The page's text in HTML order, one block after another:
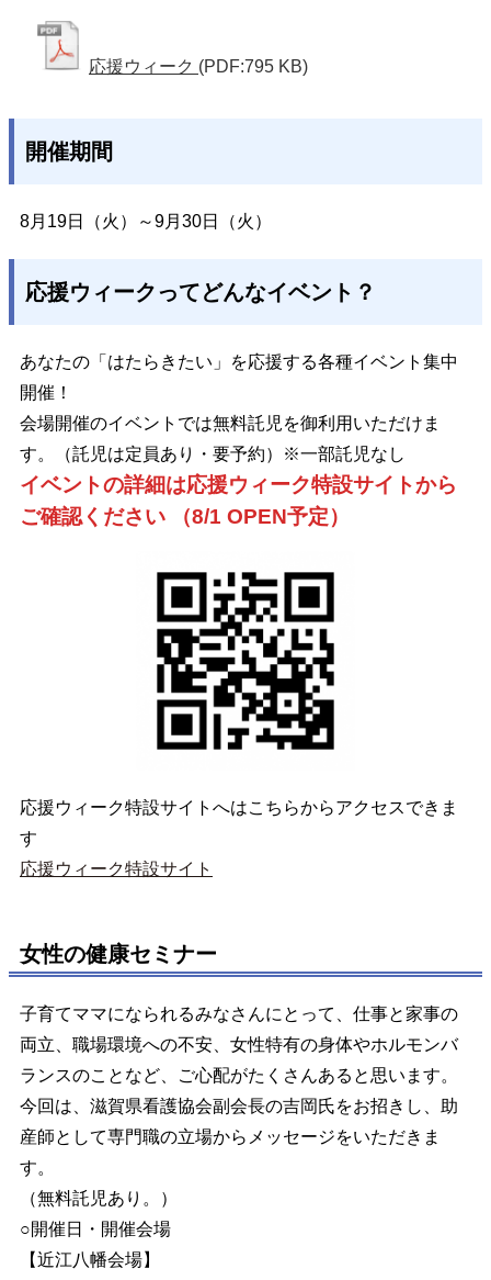
応援ウィーク (PDF:795 KB)
開催期間
8月19日（火）～9月30日（火）
応援ウィークってどんなイベント？
あなたの「はたらきたい」を応援する各種イベント集中
開催！
会場開催のイベントでは無料託児を御利用いただけま
す。（託児は定員あり・要予約）※一部託児なし
イベントの詳細は応援ウィーク特設サイトから
ご確認ください （8/1 OPEN予定）
応援ウィーク特設サイトへはこちらからアクセスできま
す
応援ウィーク特設サイト
女性の健康セミナー
子育てママになられるみなさんにとって、仕事と家事の
両立、職場環境への不安、女性特有の身体やホルモンバ
ランスのことなど、ご心配がたくさんあると思います。
今回は、滋賀県看護協会副会長の吉岡氏をお招きし、助
産師として専門職の立場からメッセージをいただきま
す。
（無料託児あり。）
○開催日・開催会場
【近江八幡会場】